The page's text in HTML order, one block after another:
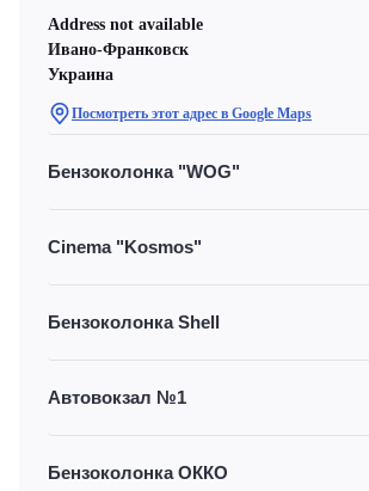
Address not available
Ивано-Франковск
Украина
Посмотреть этот адрес в Google Maps
Бензоколонка "WOG"
Cinema "Kosmos"
Бензоколонка Shell
Автовокзал №1
Бензоколонка ОККО